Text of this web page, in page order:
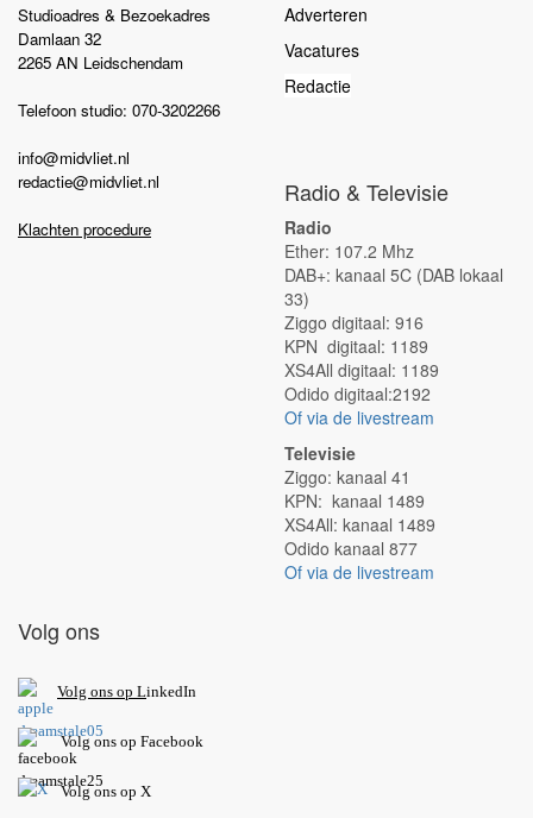
Studioadres & Bezoekadres
Damlaan 32
2265 AN Leidschendam
Telefoon studio: 070-3202266
info@midvliet.nl
redactie@midvliet.nl
Klachten procedure
Adverteren
Vacatures
Redactie
Radio & Televisie
Radio
Ether: 107.2 Mhz
DAB+: kanaal 5C (DAB lokaal
33)
Ziggo digitaal: 916
KPN digitaal: 1189
XS4All digitaal: 1189
Odido digitaal:2192
Of via de livestream
Televisie
Ziggo: kanaal 41
KPN: kanaal 1489
XS4All: kanaal 1489
Odido kanaal 877
Of via de livestream
Volg ons
Volg ons op LinkedIn
Volg ons op Facebook
Volg ons op X